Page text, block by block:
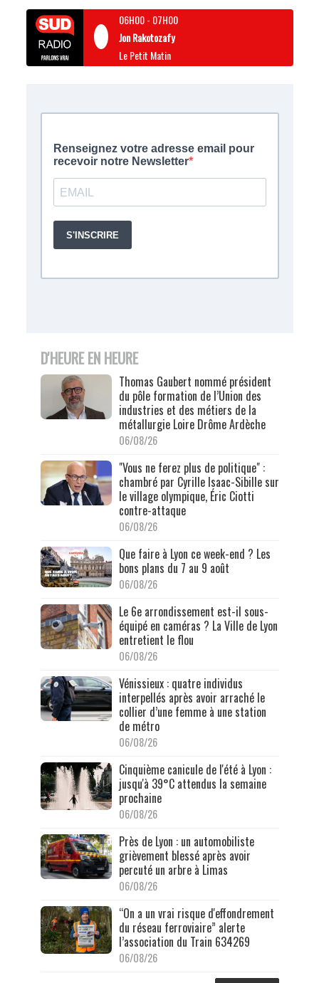
06H00- 07H00
Jon Rakotozafy
Le Petit Matin
D'HEURE EN HEURE
Thomas Gaubert nommé président
du pôle formation de l’Union des
industries et des métiers de la
métallurgie Loire Drôme Ardèche
06/08/26
"Vous ne ferez plus de politique" :
chambré par Cyrille Isaac-Sibille sur
le village olympique, Éric Ciotti
contre-attaque
06/08/26
Que faire à Lyon ce week-end ? Les
bons plans du 7 au 9 août
06/08/26
Le 6e arrondissement est-il sous-
équipé en caméras ? La Ville de Lyon
entretient le flou
06/08/26
Vénissieux : quatre individus
interpellés après avoir arraché le
collier d’une femme à une station
de métro
06/08/26
Cinquième canicule de l'été à Lyon :
jusqu'à 39°C attendus la semaine
prochaine
06/08/26
Près de Lyon : un automobiliste
grièvement blessé après avoir
percuté un arbre à Limas
06/08/26
“On a un vrai risque d'effondrement
du réseau ferroviaire” alerte
l’association du Train 634269
06/08/26